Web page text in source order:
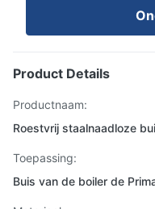
Product Details
Productnaam:
Roestvrij staalnaadloze
Toepassing:
Buis van de boiler de